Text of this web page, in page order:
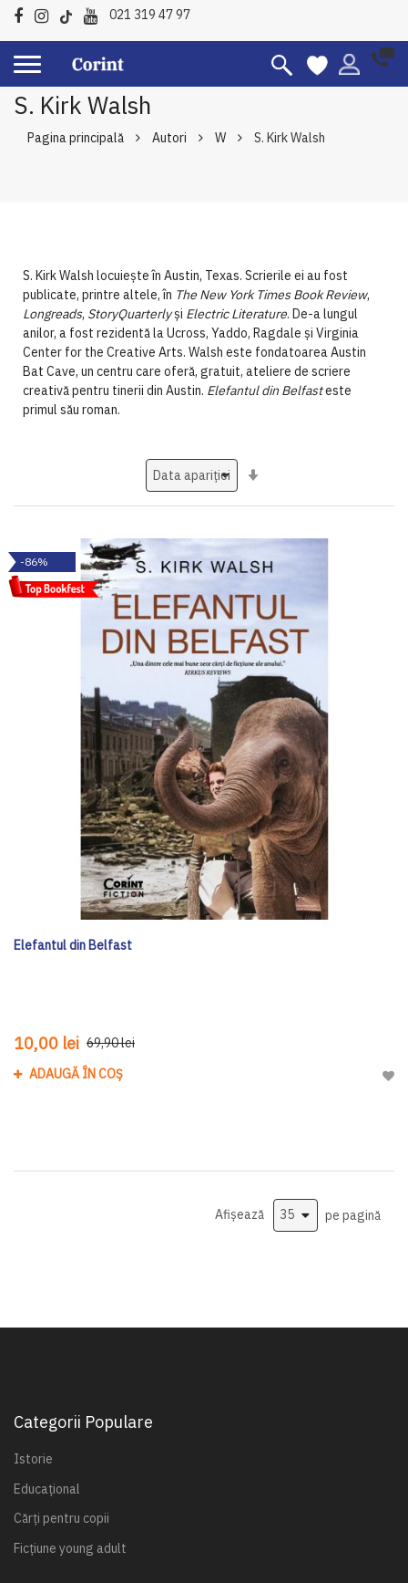
021 319 47 97
S. Kirk Walsh
Pagina principală Autori W S. Kirk Walsh
S. Kirk Walsh locuiește în Austin, Texas. Scrierile ei au fost
publicate, printre altele, în The New York Times Book Review,
Longreads, StoryQuarterlyși Electric Literature. De-a lungul
anilor, a fost rezidentă la Ucross, Yaddo, Ragdale și Virginia
Center for the Creative Arts. Walsh este fondatoarea Austin
Bat Cave, un centru care oferă, gratuit, ateliere de scriere
creativă pentru tinerii din Austin. Elefantul din Belfasteste
primul său roman.
-86%
Elefantul din Belfast
10,00 lei 69,90 lei
ADAUGĂ ÎN COȘ
Afișează pe pagină
Categorii Populare
Istorie
Educațional
Cărți pentru copii
Ficțiune young adult